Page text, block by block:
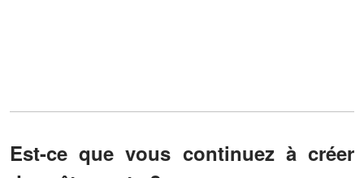
Est-ce que vous continuez à créer